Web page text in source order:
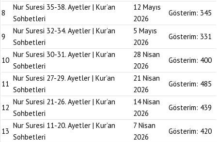
8
Nur Suresi 35-38. Ayetler | Kur’an
Sohbetleri
12 Mayıs
2026
Gösterim: 345
9
Nur Suresi 32-34. Ayetler | Kur’an
Sohbetleri
5 Mayıs
2026
Gösterim: 331
10
Nur Suresi 30-31. Ayetler | Kur’an
Sohbetleri
28 Nisan
2026
Gösterim: 400
11
Nur Suresi 27-29. Ayetler | Kur’an
Sohbetleri
21 Nisan
2026
Gösterim: 485
12
Nur Suresi 21-26. Ayetler | Kur’an
Sohbetleri
14 Nisan
2026
Gösterim: 439
13
Nur Suresi 11-20. Ayetler | Kur’an
Sohbetleri
7 Nisan
2026
Gösterim: 420